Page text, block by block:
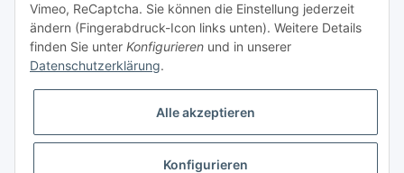
eMail: info@turboloch.at
Tel: +43 (0)660/1314150
Di - Fr 9-17 Uhr / Fr 9-12 Uhr
Achtung keine Abholung mehr möglich!!!
Vimeo, ReCaptcha. Sie können die Einstellung jederzeit
ändern (Fingerabdruck-Icon links unten). Weitere Details
finden Sie unter Konfigurieren und in unserer
Datenschutzerklärung.
Alle akzeptieren
Konfigurieren